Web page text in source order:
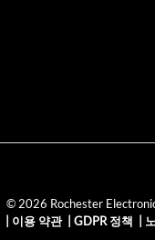
© 2026 Rochester
이용 약관| GDPR 정책